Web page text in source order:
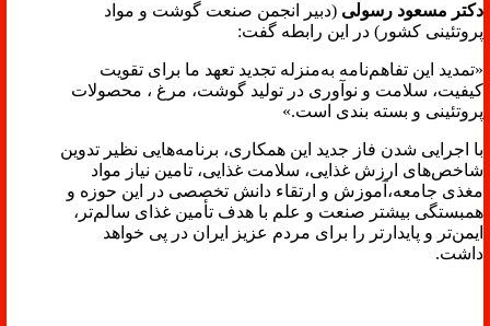
دکتر مسعود رسولی (دبیر انجمن صنعت گوشت و مواد
پروتئینی کشور) در این رابطه گفت:
«تمدید این تفاهم‌نامه به‌منزله تجدید تعهد ما برای تقویت
کیفیت، سلامت و نوآوری در تولید گوشت، مرغ ، محصولات
پروتئینی و بسته بندی است.»
با اجرایی شدن فاز جدید این همکاری، برنامه‌هایی نظیر تدوین
شاخص‌های ارزش غذایی، سلامت غذایی، تامین نیاز مواد
مغذی جامعه،آموزش و ارتقاء دانش تخصصی در این حوزه و
همبستگی بیشتر صنعت و علم با هدف تأمین غذای سالم‌تر،
ایمن‌تر و پایدارتر را برای مردم عزیز ایران در پی خواهد
داشت.